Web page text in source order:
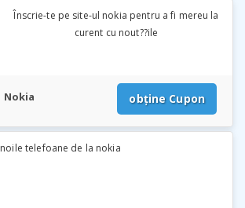
Înscrie-te pe site-ul nokia pentru a fi mereu la
curent cu nout??ile
Nokia obține Cupon
noile telefoane de la nokia